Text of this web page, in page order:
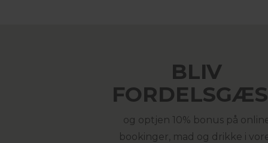
BLIV
og optjen 10% bonus på
bookinger, mad og drikke i